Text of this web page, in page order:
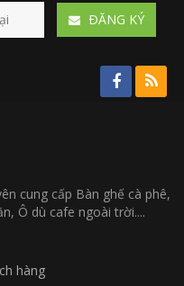
ÐĂNG KÝ
cung cấp Bàn ghế cà phê,
Ô dù cafe ngoài trời....
hàng